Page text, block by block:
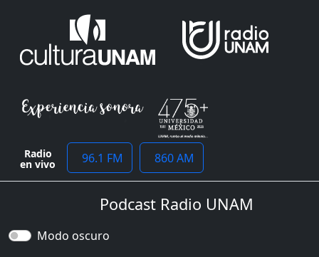
Radio
en vivo 96.1 FM 860 AM
Podcast Radio UNAM
Modo oscuro